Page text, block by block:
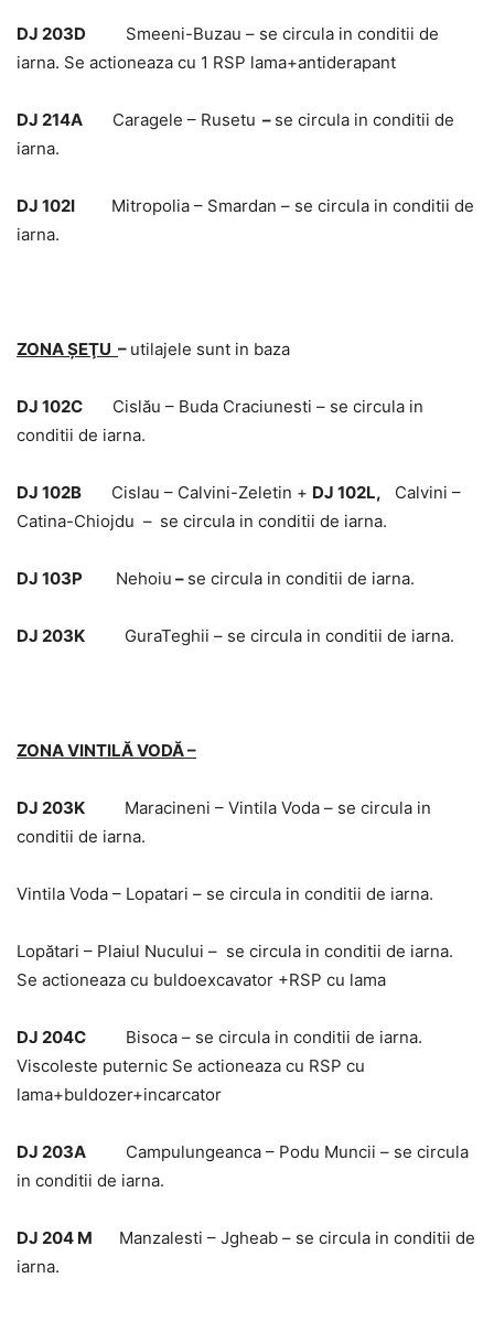
DJ 203D Smeeni-Buzau – se circula in conditii de
iarna. Se actioneaza cu 1 RSP lama+antiderapant
DJ 214A Caragele – Rusetu – se circula in conditii de
iarna.
DJ 102I Mitropolia – Smardan – se circula in conditii de
iarna.
ZONA ŞEŢU – utilajele sunt in baza
DJ 102C Cislău – Buda Craciunesti – se circula in
conditii de iarna.
DJ 102B Cislau – Calvini-Zeletin + DJ 102L, Calvini –
Catina-Chiojdu – se circula in conditii de iarna.
DJ 103P Nehoiu – se circula in conditii de iarna.
DJ 203K GuraTeghii – se circula in conditii de iarna.
ZONA VINTILĂ VODĂ –
DJ 203K Maracineni – Vintila Voda – se circula in
conditii de iarna.
Vintila Voda – Lopatari – se circula in conditii de iarna.
Lopătari – Plaiul Nucului – se circula in conditii de iarna.
Se actioneaza cu buldoexcavator +RSP cu lama
DJ 204C Bisoca – se circula in conditii de iarna.
Viscoleste puternic Se actioneaza cu RSP cu
lama+buldozer+incarcator
DJ 203A
Campulungeanca – Podu Muncii – se circula
in conditii de iarna.
DJ 204 M Manzalesti – Jgheab – se circula in conditii de
iarna.